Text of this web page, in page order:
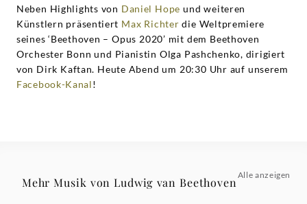
Neben Highlights von Daniel Hope und weiteren
Künstlern präsentiert Max Richter die Weltpremiere
seines ‘Beethoven – Opus 2020’ mit dem Beethoven
Orchester Bonn und Pianistin Olga Pashchenko, dirigiert
von Dirk Kaftan. Heute Abend um 20:30 Uhr auf unserem
Facebook-Kanal!
Mehr Musik von Ludwig van Beethoven
Alle anzeigen